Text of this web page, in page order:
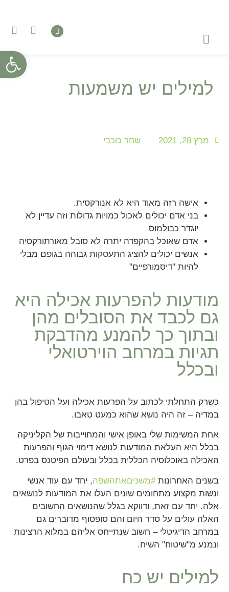
למילים יש משמעות
מרץ 28, 2021 שחר כוכבי
אישה רזה מאוד היא לא אנורקסית.
בני אדם יכולים לאכול כמויות גדולות וזה עדיין לא
יוגדר כבולמוס
אדם שאוכל בהקפדה יתרה לא סובל מאורתורקסיה
אנשים יכולים להציג התעסקות גבוהה בגופם מבלי
להיות "דיסמורפיים"
מודעות להפרעות אכילה היא
גם לכבד את הסובלים מהן
ובתוך כך להמנע מהדבקת
תגיות במרחב הוירטואלי
ובכלל
כשרק התחלתי לכתוב על הפרעות אכילה ועל הטיפול בהן
במדיה – זה היה נושא שהוא כמעט טאבו.
אחת המשימות שלי באופן אישי והמחוייבות של הקליניקה
בכלל היא העלאת המודעות לנושא דימוי הגוף והפרעות
האכילה באוכלוסיה הכללית בכלל ובעולם הפיטנס בפרט.
בשנים האחרונות#משניםאתהשפה, יחד עם עוד אנשי
ונשות מקצוע מתחומים שונים העלו את המודעות לנושאים
אלה. יחד עם זאת, ודווקא בגלל שהנושאים החשובים
האלה עולים על סדר היום והם סופסוף מדוברים גם
במרחב הדיגיטלי – חשוב שנתייחס אליהם במלוא הרצינות
ונמנע מ"שיטוח" השיח.
למילים יש כח
פתח